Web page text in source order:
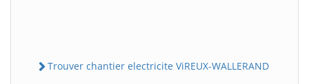
Trouver chantier electricite ViREUX-WALLERAND